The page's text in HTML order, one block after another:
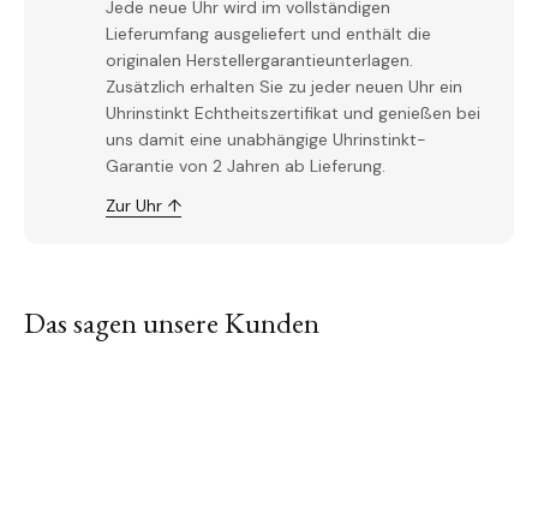
Jede neue Uhr wird im vollständigen
Lieferumfang ausgeliefert und enthält die
originalen Herstellergarantieunterlagen.
Zusätzlich erhalten Sie zu jeder neuen Uhr ein
Uhrinstinkt Echtheitszertifikat und genießen bei
uns damit eine unabhängige Uhrinstinkt-
Garantie von 2 Jahren ab Lieferung.
Zur Uhr ↑
Das sagen unsere Kunden